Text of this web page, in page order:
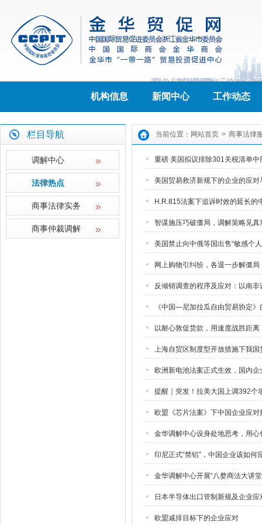
机构信息 新闻中心 工作动态
栏目导航
调解中心
法律热点
商事法律实务
商事仲裁调解
当前位置： 网站首页 > 商事法律
重磅 美国拟议排除301关税清单
美国贸易救济新规下的企业的应对
H.R.815法案下追诉时效的延长的
智谋施压巧破僵局，调解策略见真
美国禁止向中俄等国出售“敏感个
网上购物引纠纷，各退一步解僵局
反倾销调查的程序及应对：以南
《中国—尼加拉瓜自由贸易协定
以耐心敦促货款，用速度战胜距离
上海自贸区制度型开放措施下我
欧洲新电池法案正式生效，国内
提醒｜突发！拉美大国上调392个
欧盟《芯片法案》下中国企业应对
金华调解中心设身处地思考，用心
印尼正式“禁铝”，中国企业该如何
金华调解中心开展“八婺商法大讲
日本半导体出口管制新规及企业应
欧盟减排目标下的企业应对